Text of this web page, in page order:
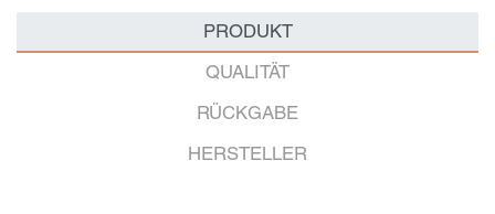
PRODUKT
QUALITÄT
RÜCKGABE
HERSTELLER